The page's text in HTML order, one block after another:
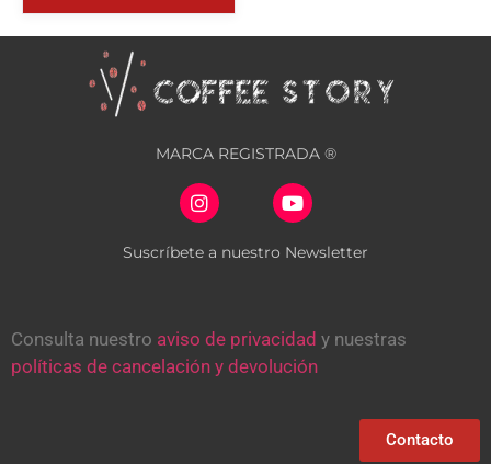
MARCA REGISTRADA ®
Suscríbete a nuestro Newsletter
Consulta nuestro aviso de privacidad y nuestras
políticas de cancelación y devolución
Contacto